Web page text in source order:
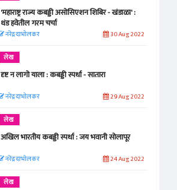
'महाराष्ट्र राज्य कबड्डी असोसिएशन शिबिर - खंडाळा' :
थंड हवेतील गरम चर्चा
नरेंद्र दाभोलकर 30 Aug 2022
लेख
दृष्ट न लागो याला : कबड्डी स्पर्धा - सातारा
नरेंद्र दाभोलकर 29 Aug 2022
लेख
अखिल भारतीय कबड्डी स्पर्धा : जय भवानी सोलापूर
नरेंद्र दाभोलकर 24 Aug 2022
लेख